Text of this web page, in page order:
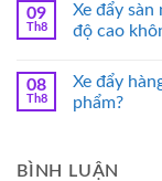
09
Th8
Xe đẩy
độ cao
08
Th8
Xe đẩy
phẩm?
BÌNH LUẬN